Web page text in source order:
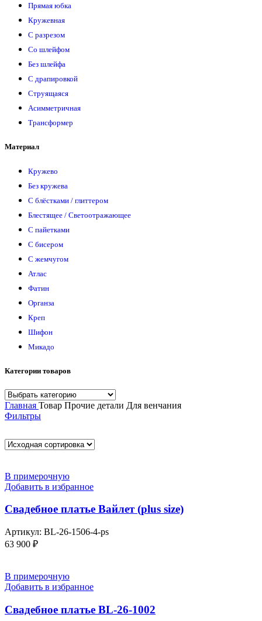
Прямая юбка
Кружевная
С разрезом
Со шлейфом
Без шлейфа
С драпировкой
Струящаяся
Асимметричная
Трансформер
Материал
Кружево
Без кружева
С блёстками / глиттером
Блестящее / Светоотражающее
С пайетками
С бисером
С жемчугом
Атлас
Фатин
Органза
Креп
Шифон
Микадо
Категории товаров
Главная Товар Прочие детали Для венчания
Фильтры
В примерочную
Добавить в избранное
Свадебное платье Вайлет (plus size)
Артикул: BL-26-1506-4-ps
63 900 ₽
В примерочную
Добавить в избранное
Свадебное платье BL-26-1002